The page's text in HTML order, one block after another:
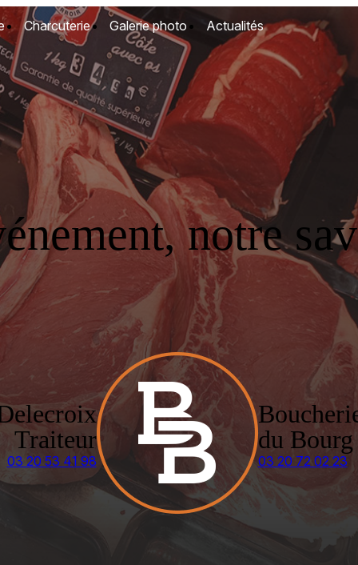
Charcuterie Galerie photo Actualités
notre
Traiteur
03 20 53 41 98
du Bourg
03 20 72 02 23